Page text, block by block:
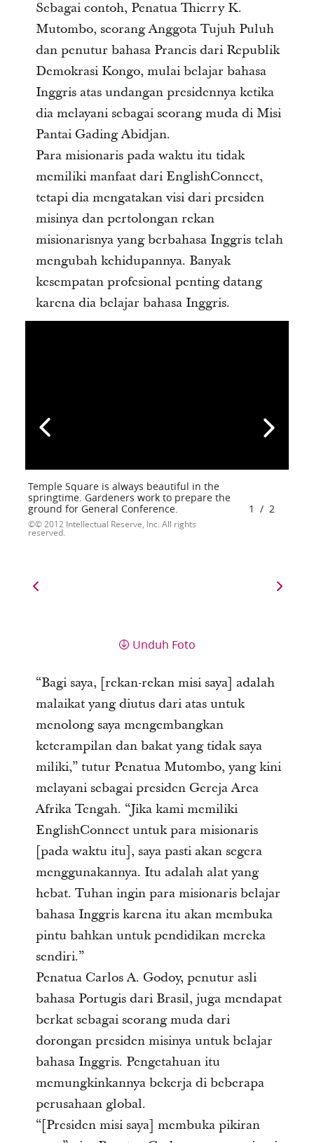
Sebagai contoh, Penatua Thierry K.
Mutombo, seorang Anggota Tujuh Puluh
dan penutur bahasa Prancis dari Republik
Demokrasi Kongo, mulai belajar bahasa
Inggris atas undangan presidennya ketika
dia melayani sebagai seorang muda di Misi
Pantai Gading Abidjan.
Para misionaris pada waktu itu tidak
memiliki manfaat dari EnglishConnect,
tetapi dia mengatakan visi dari presiden
misinya dan pertolongan rekan
misionarisnya yang berbahasa Inggris telah
mengubah kehidupannya. Banyak
kesempatan profesional penting datang
karena dia belajar bahasa Inggris.
Temple Square is always beautiful in the
springtime. Gardeners work to prepare the
ground for General Conference.
© 2012 Intellectual Reserve, Inc. All rights
reserved.
1 / 2
Unduh Foto
“Bagi saya, [rekan-rekan misi saya] adalah
malaikat yang diutus dari atas untuk
menolong saya mengembangkan
keterampilan dan bakat yang tidak saya
miliki,” tutur Penatua Mutombo, yang kini
melayani sebagai presiden Gereja Area
Afrika Tengah. “Jika kami memiliki
EnglishConnect untuk para misionaris
[pada waktu itu], saya pasti akan segera
menggunakannya. Itu adalah alat yang
hebat. Tuhan ingin para misionaris belajar
bahasa Inggris karena itu akan membuka
pintu bahkan untuk pendidikan mereka
sendiri.”
Penatua Carlos A. Godoy, penutur asli
bahasa Portugis dari Brasil, juga mendapat
berkat sebagai seorang muda dari
dorongan presiden misinya untuk belajar
bahasa Inggris. Pengetahuan itu
memungkinkannya bekerja di beberapa
perusahaan global.
“[Presiden misi saya] membuka pikiran